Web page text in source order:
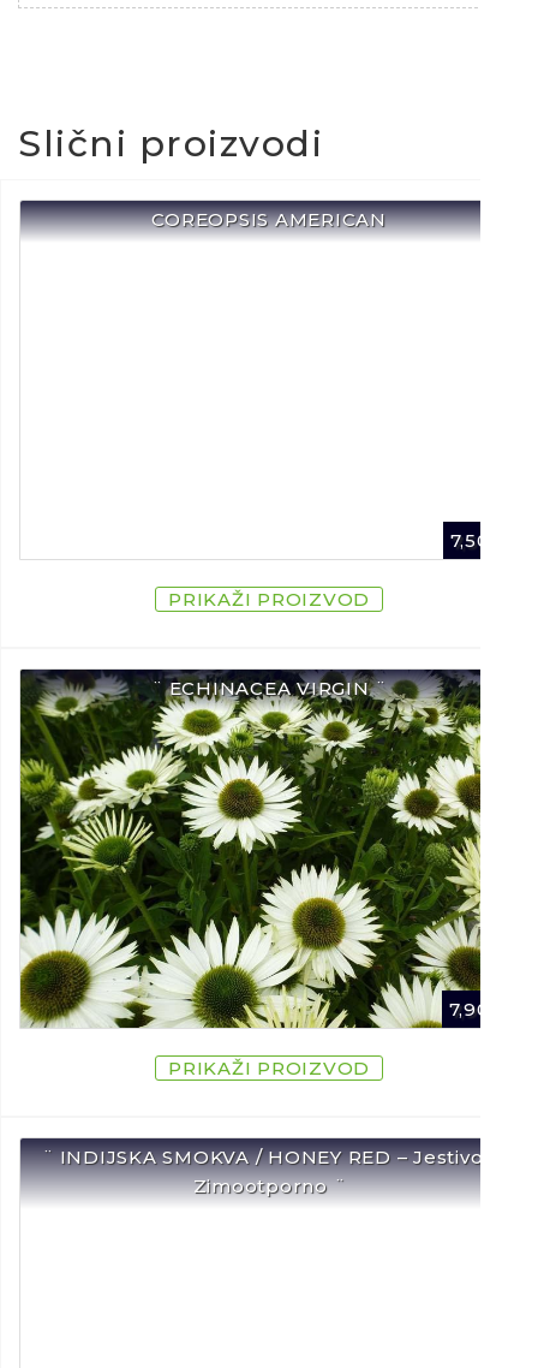
Slični proizvodi
COREOPSIS AMERICAN
7,50
PRIKAŽI PROIZVOD
¨ ECHINACEA VIRGIN ¨
7,90
PRIKAŽI PROIZVOD
¨ INDIJSKA SMOKVA / HONEY RED – Jestivo /
Zimootporno ¨